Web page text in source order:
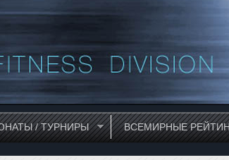
/ ТУРНИРЫ ВСЕМИРНЫЕ